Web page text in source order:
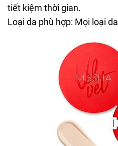
tiết kiệm thời gian.
Loại da phù hợp: Mọi loại da